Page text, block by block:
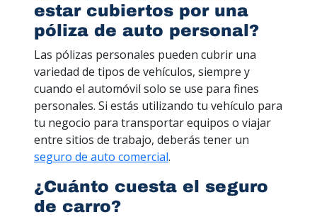
estar cubiertos por una
póliza de auto personal?
Las pólizas personales pueden cubrir una
variedad de tipos de vehículos, siempre y
cuando el automóvil solo se use para fines
personales. Si estás utilizando tu vehículo para
tu negocio para transportar equipos o viajar
entre sitios de trabajo, deberás tener un
seguro de auto comercial.
¿Cuánto cuesta el seguro
de carro?